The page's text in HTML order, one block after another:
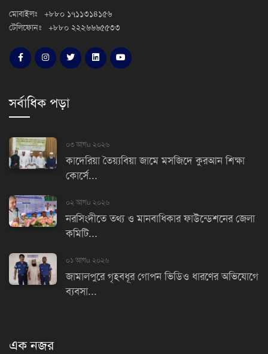
মোবাইলঃ +৮৮০ ১৭১১৩১৪১৫৬
টেলিফোনঃ +৮৮০ ২২২৬৬৬৫৫৩৩
সর্বাধিক পড়া
০৩ আগu ২০২৬
কাদেরিয়া তৈয়্যবিয়া জামে মসজিদে কুরআন শিক্ষা
কোর্সে...
০২ আগu ২০২৬
নরসিংদীতে তথ্য ও মানবাধিকার ফাউন্ডেশনের জেলা
কমিটি...
০১ আগu ২০২৬
জামালপুরে গৃহবধূর গোপন ভিডিও ধারণের অভিযোগে
ব্যবসা...
এক নজর